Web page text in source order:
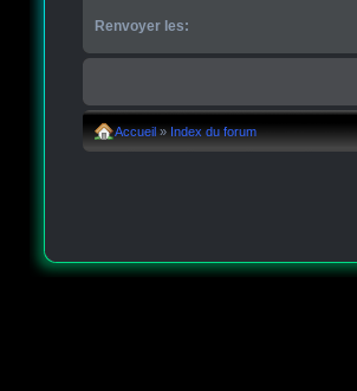
Renvoyer les:
Accueil » Index du forum